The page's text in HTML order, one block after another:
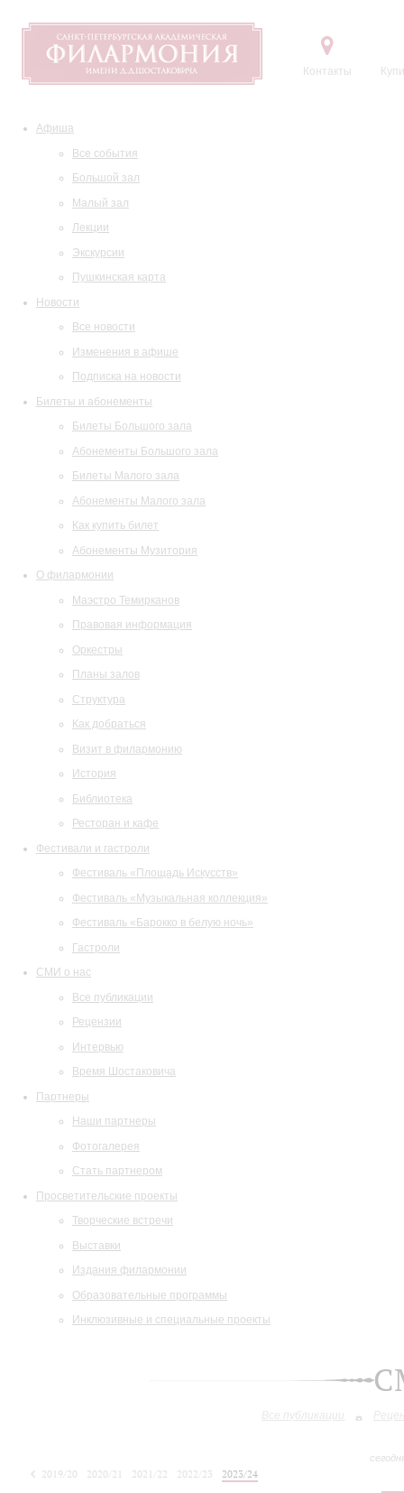
Контакты
Афиша
Все события
Большой зал
Малый зал
Лекции
Экскурсии
Пушкинская карта
Новости
Все новости
Изменения в афише
Подписка на новости
Билеты и абонементы
Билеты Большого зала
Абонементы Большого зала
Билеты Малого зала
Абонементы Малого зала
Как купить билет
Абонементы Музитория
О филармонии
Маэстро Темирканов
Правовая информация
Оркестры
Планы залов
Структура
Как добраться
Визит в филармонию
История
Библиотека
Ресторан и кафе
Фестивали и гастроли
Фестиваль «Площадь Искусств»
Фестиваль «Музыкальная коллекция»
Фестиваль «Барокко в белую ночь»
Гастроли
СМИ о нас
Все публикации
Рецензии
Интервью
Время Шостаковича
Партнеры
Наши партнеры
Фотогалерея
Стать партнером
Просветительские проекты
Творческие встречи
Выставки
Издания филармонии
Образовательные программы
Инклюзивные и специальные проекты
Все публикации
2019/20 2020/21 2021/22 2022/23
2023/24